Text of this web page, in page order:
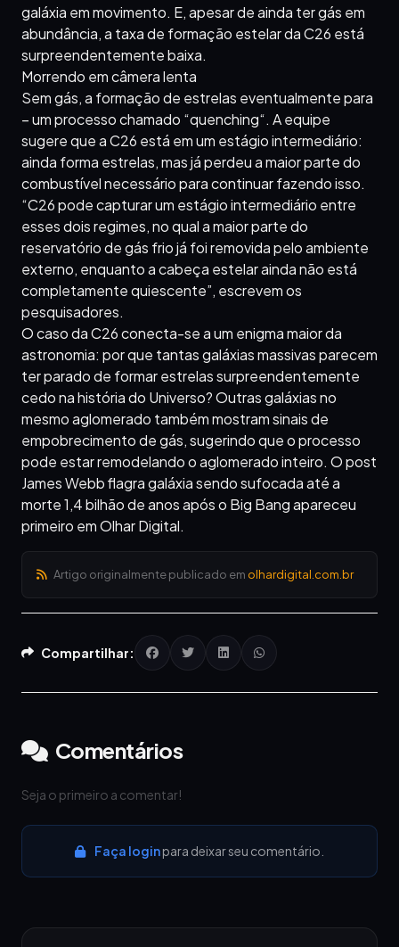
galáxia em movimento. E, apesar de ainda ter gás em
abundância, a taxa de formação estelar da C26 está
surpreendentemente baixa.
Morrendo em câmera lenta
Sem gás, a formação de estrelas eventualmente para
– um processo chamado “quenching“. A equipe
sugere que a C26 está em um estágio intermediário:
ainda forma estrelas, mas já perdeu a maior parte do
combustível necessário para continuar fazendo isso.
“C26 pode capturar um estágio intermediário entre
esses dois regimes, no qual a maior parte do
reservatório de gás frio já foi removida pelo ambiente
externo, enquanto a cabeça estelar ainda não está
completamente quiescente”, escrevem os
pesquisadores.
O caso da C26 conecta-se a um enigma maior da
astronomia: por que tantas galáxias massivas parecem
ter parado de formar estrelas surpreendentemente
cedo na história do Universo? Outras galáxias no
mesmo aglomerado também mostram sinais de
empobrecimento de gás, sugerindo que o processo
pode estar remodelando o aglomerado inteiro. O post
James Webb flagra galáxia sendo sufocada até a
morte 1,4 bilhão de anos após o Big Bang apareceu
primeiro em Olhar Digital.
Artigo originalmente publicado em olhardigital.com.br
Compartilhar:
Comentários
Seja o primeiro a comentar!
Faça loginpara deixar seu comentário.